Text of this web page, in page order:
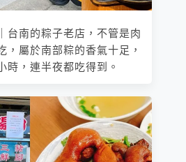
台南的粽子老店，不管是肉
，屬於南部粽的香氣十足，
時，連半夜都吃得到。